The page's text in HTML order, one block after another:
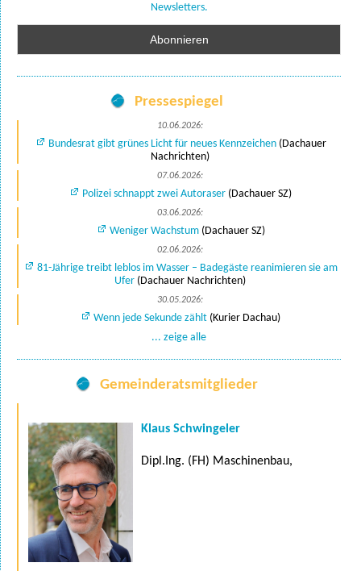
Newsletters.
Pressespiegel
10.06.2026:
Bundesrat gibt grünes Licht für neues Kennzeichen(Dachauer
Nachrichten)
07.06.2026:
Polizei schnappt zwei Autoraser (Dachauer SZ)
03.06.2026:
Weniger Wachstum(Dachauer SZ)
02.06.2026:
81-Jährige treibt leblos im Wasser – Badegäste reanimieren sie am
Ufer(Dachauer Nachrichten)
30.05.2026:
Wenn jede Sekunde zählt (Kurier Dachau)
... zeige alle
Gemeinderatsmitglieder
Klaus Schwingeler
Dipl.Ing. (FH) Maschinenbau,